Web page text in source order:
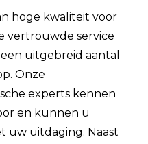
hoge kwaliteit voor
vertrouwde service
uitgebreid aantal
Onze
experts kennen
en kunnen u
uw uitdaging. Naast